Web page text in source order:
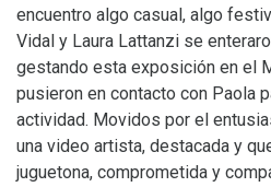
encuentro algo casual, algo
Vidal y Laura Lattanzi se
gestando esta exposición en el
pusieron en contacto con Paola
actividad. Movidos por el
una video artista, destacada y
juguetona, comprometida y